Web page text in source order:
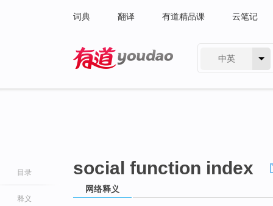
词典 翻译 有道精品课 云笔记
中英
目录
释义
social function index
网络释义